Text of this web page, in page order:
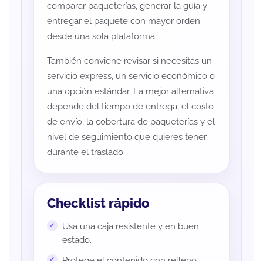
comparar paqueterías, generar la guía y
entregar el paquete con mayor orden
desde una sola plataforma.
También conviene revisar si necesitas un
servicio express, un servicio económico o
una opción estándar. La mejor alternativa
depende del tiempo de entrega, el costo
de envío, la cobertura de paqueterías y el
nivel de seguimiento que quieres tener
durante el traslado.
Checklist rápido
Usa una caja resistente y en buen
estado.